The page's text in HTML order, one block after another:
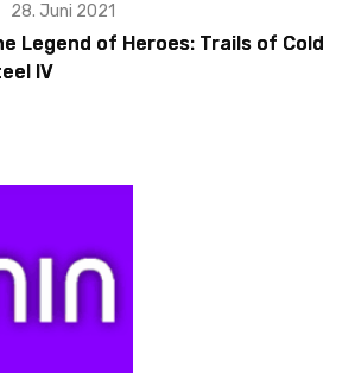
28. Juni 2021
Legend of Heroes: Trails of Cold
IV